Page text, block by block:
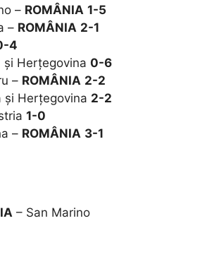
– ROMÂNIA 1-5
– ROMÂNIA 2-1
4
și Herțegovina 0-6
– ROMÂNIA 2-2
și Herțegovina 2-2
1-0
– ROMÂNIA 3-1
– San Marino